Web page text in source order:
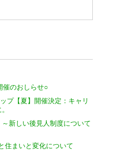
のおしらせ○
プ【夏】開催決定：キャリ
新しい後見人制度について
まいと変化について